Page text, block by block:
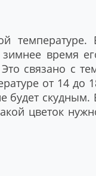
температуре.
время
связано с
от 14 до
будет скудным.
цветок